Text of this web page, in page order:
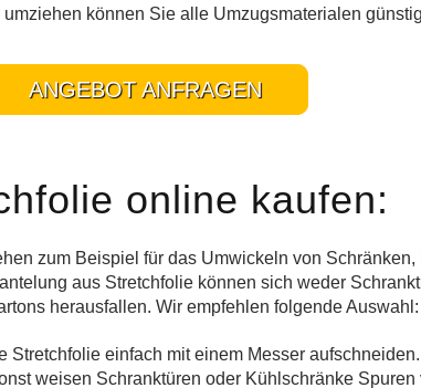
umziehen können Sie alle Umzugsmaterialen
ANGEBOT ANFRAGEN
online kaufen:
zum Beispiel für das Umwickeln von Schränken,
aus Stretchfolie können sich weder
herausfallen. Wir empfehlen folgende Auswahl:
Stretchfolie einfach mit einem Messer
weisen Schranktüren oder Kühlschränke Spuren